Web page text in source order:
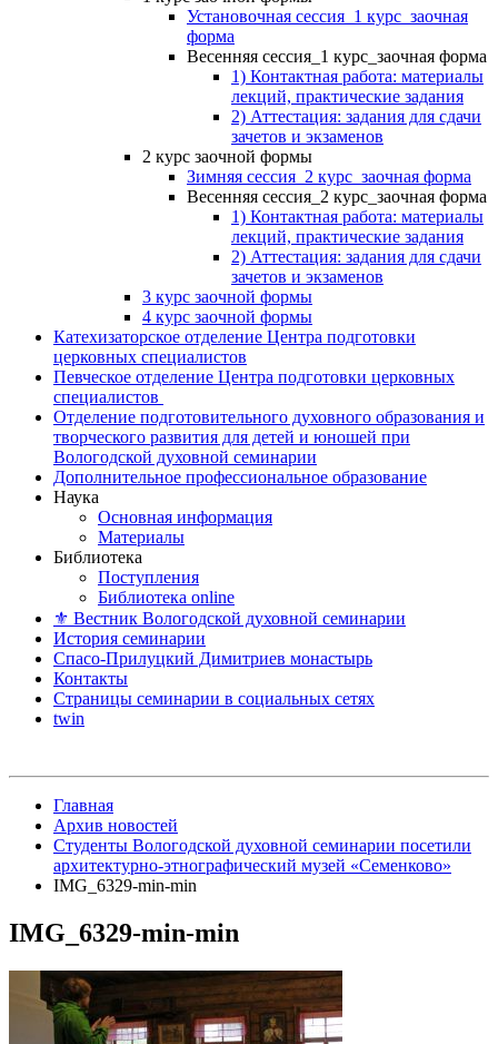
Установочная сессия_1 курс_заочная
форма
Весенняя сессия_1 курс_заочная форма
1) Контактная работа: материалы
лекций, практические задания
2) Аттестация: задания для сдачи
зачетов и экзаменов
2 курс заочной формы
Зимняя сессия_2 курс_заочная форма
Весенняя сессия_2 курс_заочная форма
1) Контактная работа: материалы
лекций, практические задания
2) Аттестация: задания для сдачи
зачетов и экзаменов
3 курс заочной формы
4 курс заочной формы
Катехизаторское отделение Центра подготовки
церковных специалистов
Певческое отделение Центра подготовки церковных
специалистов
Отделение подготовительного духовного образования и
творческого развития для детей и юношей при
Вологодской духовной семинарии
Дополнительное профессиональное образование
Наука
Основная информация
Материалы
Библиотека
Поступления
Библиотека online
⚜ Вестник Вологодской духовной семинарии
История семинарии
Спасо-Прилуцкий Димитриев монастырь
Контакты
Страницы семинарии в социальных сетях
twin
Главная
Архив новостей
Студенты Вологодской духовной семинарии посетили
архитектурно-этнографический музей «Семенково»
IMG_6329-min-min
IMG_6329-min-min